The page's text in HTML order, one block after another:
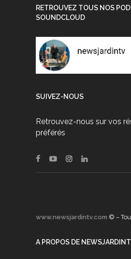
RETROUVEZ TOUS NOS
SOUNDCLOUD
SUIVEZ-NOUS
Retrouvez-nous sur vos
préférés
www.newsjardintv.com © –
A PROPOS DE